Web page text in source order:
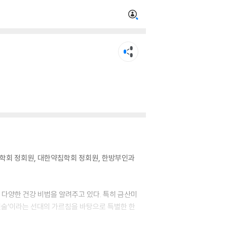
회 정회원, 대한약침학회 정회원, 한방부인과
양한 건강 비법을 알려주고 있다. 특히 금산미
’이라는 선대의 가르침을 바탕으로 특별한 한